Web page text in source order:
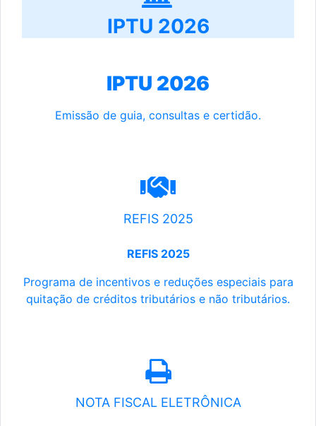
IPTU 2026
IPTU 2026
Emissão de guia, consultas e certidão.
REFIS 2025
REFIS 2025
Programa de incentivos e reduções especiais para
quitação de créditos tributários e não tributários.
NOTA FISCAL ELETRÔNICA